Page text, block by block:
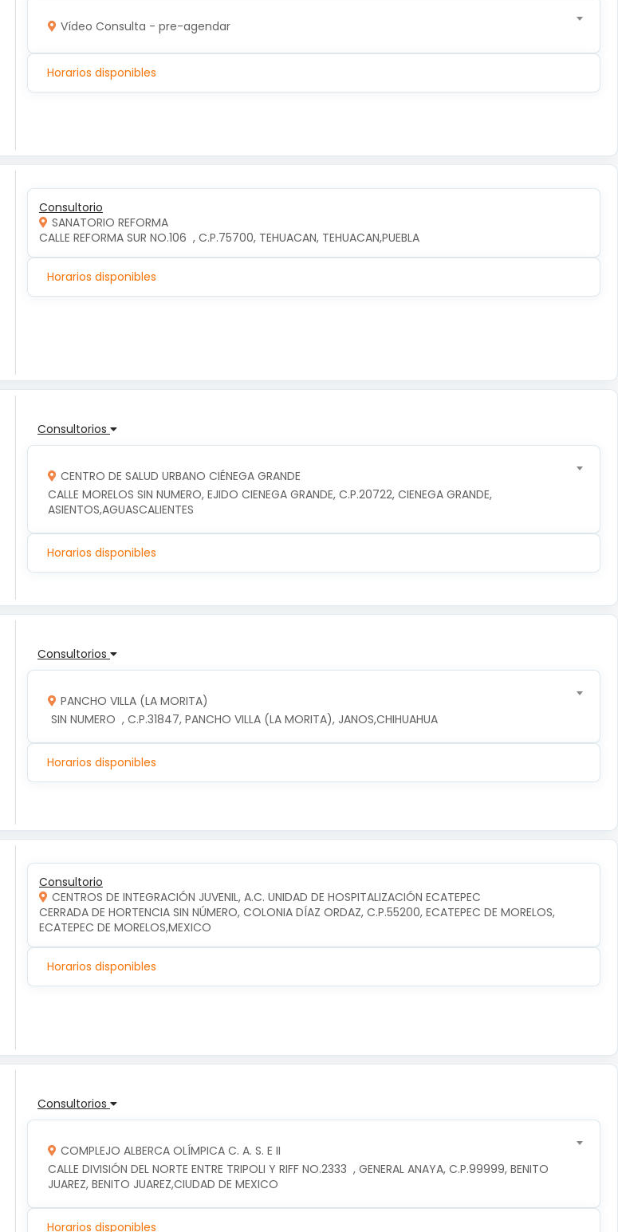
Vídeo Consulta - pre-agendar
Horarios disponibles
Consultorio
SANATORIO REFORMA
CALLE REFORMA SUR NO.106  , C.P.75700, TEHUACAN, TEHUACAN,PUEBLA
Horarios disponibles
Consultorios
CENTRO DE SALUD URBANO CIÉNEGA GRANDE
CALLE MORELOS SIN NUMERO, EJIDO CIENEGA GRANDE, C.P.20722, CIENEGA GRANDE,
ASIENTOS,AGUASCALIENTES
Horarios disponibles
Consultorios
PANCHO VILLA (LA MORITA)
SIN NUMERO  , C.P.31847, PANCHO VILLA (LA MORITA), JANOS,CHIHUAHUA
Horarios disponibles
Consultorio
CENTROS DE INTEGRACIÓN JUVENIL, A.C. UNIDAD DE HOSPITALIZACIÓN ECATEPEC
CERRADA DE HORTENCIA SIN NÚMERO, COLONIA DÍAZ ORDAZ, C.P.55200, ECATEPEC DE MORELOS,
ECATEPEC DE MORELOS,MEXICO
Horarios disponibles
Consultorios
COMPLEJO ALBERCA OLÍMPICA C. A. S. E II
CALLE DIVISIÓN DEL NORTE ENTRE TRIPOLI Y RIFF NO.2333  , GENERAL ANAYA, C.P.99999, BENITO
JUAREZ, BENITO JUAREZ,CIUDAD DE MEXICO
Horarios disponibles